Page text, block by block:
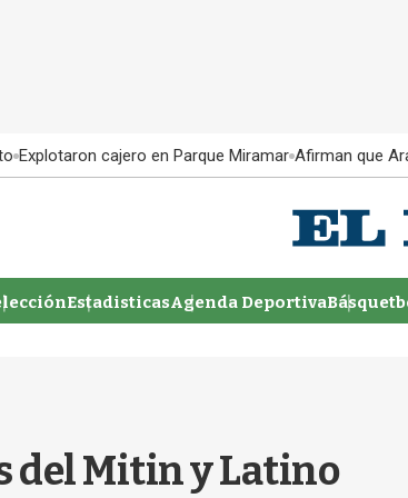
Explotaron cajero en Parque Miramar Afirman que
EstadisticasAgenda Deportiva
del Mitin y Latino